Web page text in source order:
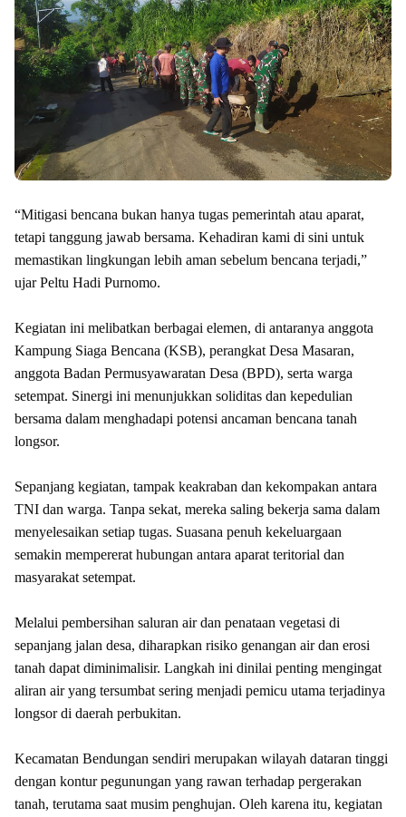
“Mitigasi bencana bukan hanya tugas pemerintah atau aparat,
tetapi tanggung jawab bersama. Kehadiran kami di sini untuk
memastikan lingkungan lebih aman sebelum bencana terjadi,”
ujar Peltu Hadi Purnomo.
Kegiatan ini melibatkan berbagai elemen, di antaranya anggota
Kampung Siaga Bencana (KSB), perangkat Desa Masaran,
anggota Badan Permusyawaratan Desa (BPD), serta warga
setempat. Sinergi ini menunjukkan soliditas dan kepedulian
bersama dalam menghadapi potensi ancaman bencana tanah
longsor.
Sepanjang kegiatan, tampak keakraban dan kekompakan antara
TNI dan warga. Tanpa sekat, mereka saling bekerja sama dalam
menyelesaikan setiap tugas. Suasana penuh kekeluargaan
semakin mempererat hubungan antara aparat teritorial dan
masyarakat setempat.
Melalui pembersihan saluran air dan penataan vegetasi di
sepanjang jalan desa, diharapkan risiko genangan air dan erosi
tanah dapat diminimalisir. Langkah ini dinilai penting mengingat
aliran air yang tersumbat sering menjadi pemicu utama terjadinya
longsor di daerah perbukitan.
Kecamatan Bendungan sendiri merupakan wilayah dataran tinggi
dengan kontur pegunungan yang rawan terhadap pergerakan
tanah, terutama saat musim penghujan. Oleh karena itu, kegiatan